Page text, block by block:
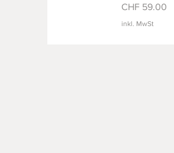
Preis
CHF 59.00
inkl. MwSt